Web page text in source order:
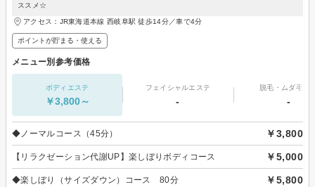
ススメ☆
アクセス：JR東海道本線 西岐阜駅 徒歩14分／車で4分
ポイントが貯まる・使える
メニュー別参考価格
ボディエステ
￥3,800～
フェイシャルエステ
-
脱毛・ムダ毛処
-
◆ノーマルコース（45分） ￥3,800
【リラクゼーション代謝UP】楽しぼりボディコース ￥5,000
◆楽しぼり（サイズダウン）コース 80分 ￥5,800